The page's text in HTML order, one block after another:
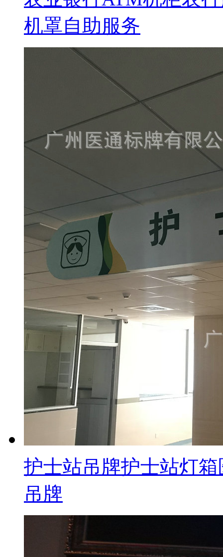
机罩自助服务
护士站吊牌护士站灯
吊牌